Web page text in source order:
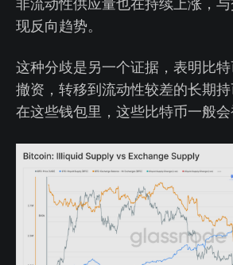
现反向趋势。
这种分歧是另一个证据，表明比
撤资，转移到流动性较差的长期持
在这些钱包里，这些比特币一般会